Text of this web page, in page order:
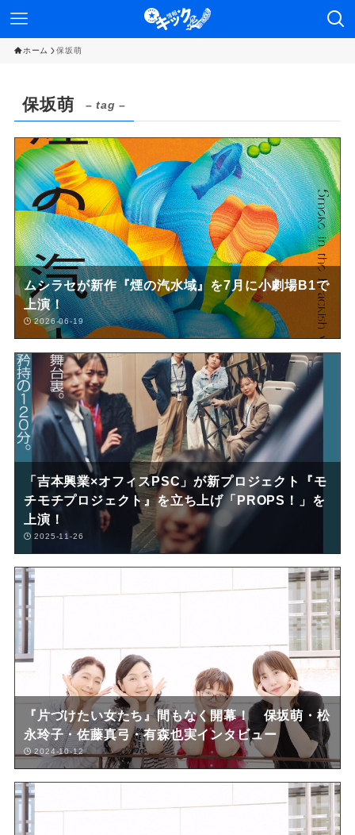
ホーム 保坂萌
保坂萌 – tag –
ムシラセが新作『煙の汽水域』を7月に小劇場B1で
上演！
2026-06-19
「吉本興業×オフィスPSC」が新プロジェクト『モ
チモチプロジェクト』を立ち上げ「PROPS！」を
上演！
2025-11-26
『片づけたい女たち』間もなく開幕！ 保坂萌・松
永玲子・佐藤真弓・有森也実インタビュー
2024-10-12